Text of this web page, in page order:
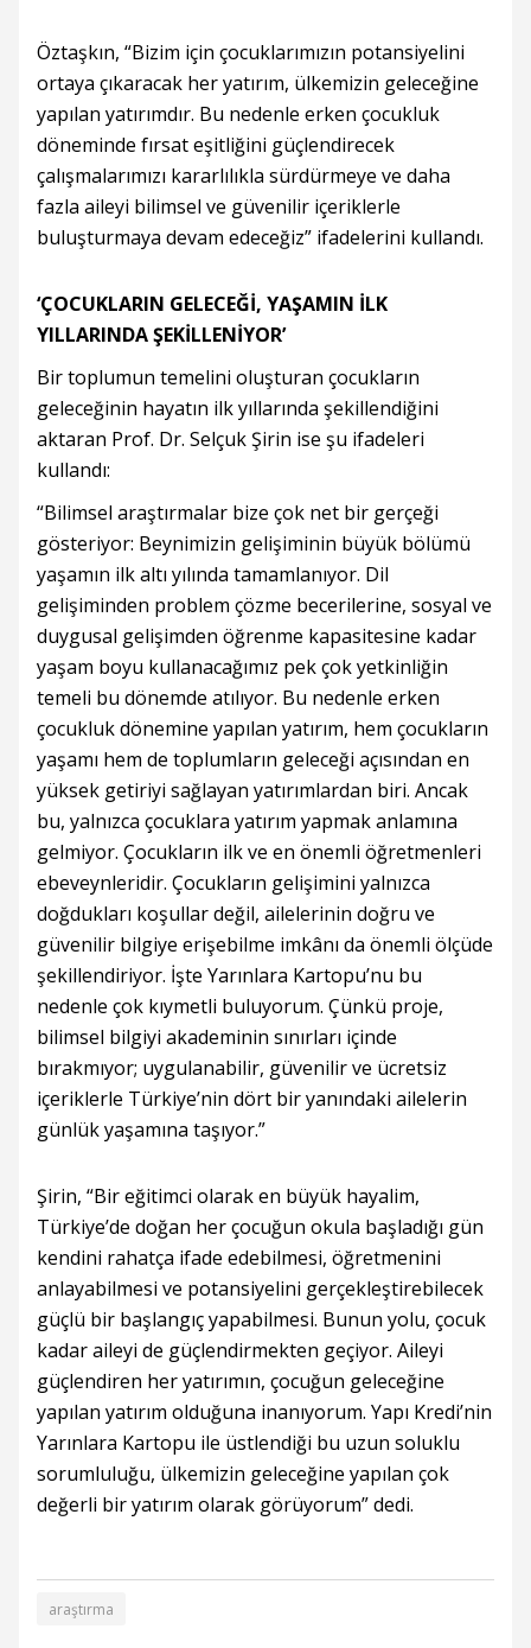
Öztaşkın, “Bizim için çocuklarımızın potansiyelini
ortaya çıkaracak her yatırım, ülkemizin geleceğine
yapılan yatırımdır. Bu nedenle erken çocukluk
döneminde fırsat eşitliğini güçlendirecek
çalışmalarımızı kararlılıkla sürdürmeye ve daha
fazla aileyi bilimsel ve güvenilir içeriklerle
buluşturmaya devam edeceğiz” ifadelerini kullandı.
‘ÇOCUKLARIN GELECEĞİ, YAŞAMIN İLK
YILLARINDA ŞEKİLLENİYOR’
Bir toplumun temelini oluşturan çocukların
geleceğinin hayatın ilk yıllarında şekillendiğini
aktaran Prof. Dr. Selçuk Şirin ise şu ifadeleri
kullandı:
“Bilimsel araştırmalar bize çok net bir gerçeği
gösteriyor: Beynimizin gelişiminin büyük bölümü
yaşamın ilk altı yılında tamamlanıyor. Dil
gelişiminden problem çözme becerilerine, sosyal ve
duygusal gelişimden öğrenme kapasitesine kadar
yaşam boyu kullanacağımız pek çok yetkinliğin
temeli bu dönemde atılıyor. Bu nedenle erken
çocukluk dönemine yapılan yatırım, hem çocukların
yaşamı hem de toplumların geleceği açısından en
yüksek getiriyi sağlayan yatırımlardan biri. Ancak
bu, yalnızca çocuklara yatırım yapmak anlamına
gelmiyor. Çocukların ilk ve en önemli öğretmenleri
ebeveynleridir. Çocukların gelişimini yalnızca
doğdukları koşullar değil, ailelerinin doğru ve
güvenilir bilgiye erişebilme imkânı da önemli ölçüde
şekillendiriyor. İşte Yarınlara Kartopu’nu bu
nedenle çok kıymetli buluyorum. Çünkü proje,
bilimsel bilgiyi akademinin sınırları içinde
bırakmıyor; uygulanabilir, güvenilir ve ücretsiz
içeriklerle Türkiye’nin dört bir yanındaki ailelerin
günlük yaşamına taşıyor.”
Şirin, “Bir eğitimci olarak en büyük hayalim,
Türkiye’de doğan her çocuğun okula başladığı gün
kendini rahatça ifade edebilmesi, öğretmenini
anlayabilmesi ve potansiyelini gerçekleştirebilecek
güçlü bir başlangıç yapabilmesi. Bunun yolu, çocuk
kadar aileyi de güçlendirmekten geçiyor. Aileyi
güçlendiren her yatırımın, çocuğun geleceğine
yapılan yatırım olduğuna inanıyorum. Yapı Kredi’nin
Yarınlara Kartopu ile üstlendiği bu uzun soluklu
sorumluluğu, ülkemizin geleceğine yapılan çok
değerli bir yatırım olarak görüyorum” dedi.
araştırma